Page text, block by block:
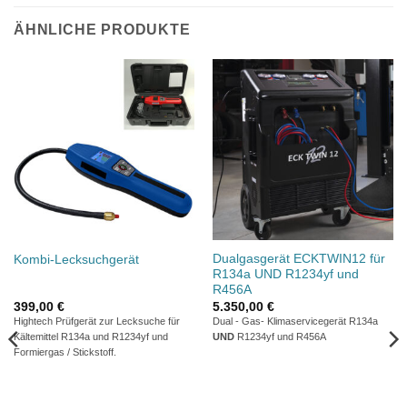
ÄHNLICHE PRODUKTE
Kombi-Lecksuchgerät
399,00 €
Hightech Prüfgerät zur Lecksuche für
Kältemittel R134a und R1234yf und
Formiergas / Stickstoff.
Dualgasgerät ECKTWIN12 für
R134a UND R1234yf und
R456A
5.350,00 €
Dual - Gas- Klimaservicegerät R134a
UNDR1234yf und R456A